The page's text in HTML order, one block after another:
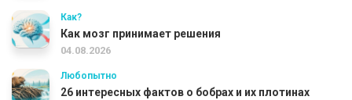
Как?
Как мозг принимает решения
04.08.2026
Любопытно
26 интересных фактов о бобрах и их плотинах